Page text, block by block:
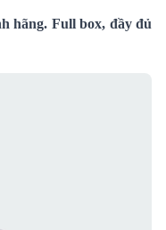
hãng. Full box, đầy đủ